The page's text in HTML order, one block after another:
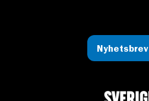
Nyhetsbrev